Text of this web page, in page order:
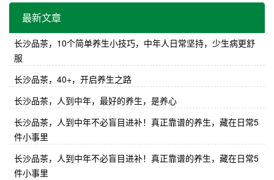
最新文章
长沙品茶，10个简单养生小技巧，中年人日常坚持，少生病更舒
服
长沙品茶，40+，开启养生之路
长沙品茶，人到中年，最好的养生，是养心
长沙品茶，人到中年不必盲目进补！真正靠谱的养生，藏在日常5
件小事里
长沙品茶，人到中年不必盲目进补！真正靠谱的养生，藏在日常5
件小事里